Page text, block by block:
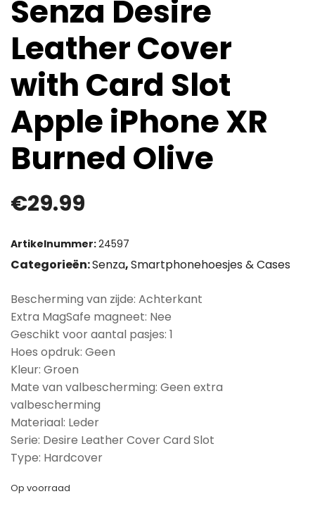
Senza Desire
Leather Cover
with Card Slot
Apple iPhone XR
Burned Olive
€29.99
Artikelnummer:24597
Categorieën:Senza,Smartphonehoesjes & Cases
Bescherming van zijde: Achterkant
Extra MagSafe magneet: Nee
Geschikt voor aantal pasjes: 1
Hoes opdruk: Geen
Kleur: Groen
Mate van valbescherming: Geen extra
valbescherming
Materiaal: Leder
Serie: Desire Leather Cover Card Slot
Type: Hardcover
Op voorraad